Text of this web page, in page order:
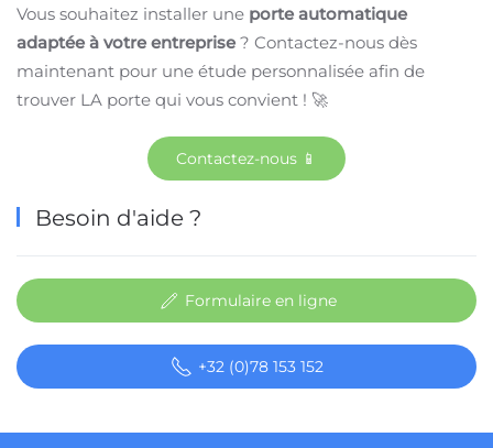
Vous souhaitez installer une porte automatique
adaptée à votre entreprise ? Contactez-nous dès
maintenant pour une étude personnalisée afin de
trouver LA porte qui vous convient ! 🚀
Contactez-nous 📱
Besoin d'aide ?
Formulaire en ligne
+32 (0)78 153 152